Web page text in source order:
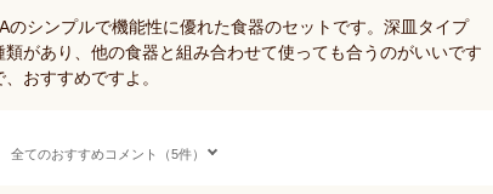
のシンプルで機能性に優れた食器のセットです。深皿タイプ
があり、他の食器と組み合わせて使っても合うのがいいです
おすすめですよ。
全てのおすすめコメント（5件）